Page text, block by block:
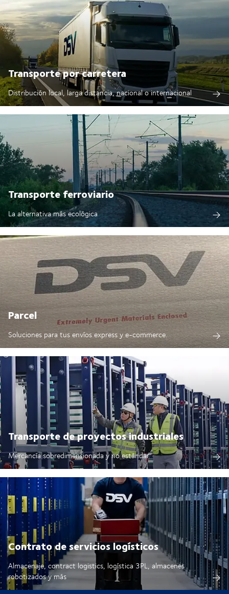
Transporte por carretera
Distribución local, larga distancia, nacional o internacional
Transporte ferroviario
La alternativa más ecológica
Parcel
Soluciones para tus envíos express y e-commerce.
Transporte de proyectos industriales
Mercancía sobredimensionada y no estándar
Contrato de servicios logísticos
Almacenaje, contract logistics, logística 3PL, almacenes
robotizados y más